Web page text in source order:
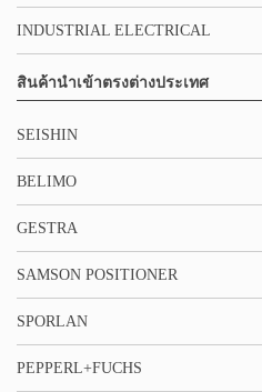
INDUSTRIAL ELECTRICAL
สินค้านำเข้าตรงต่างประเทศ
SEISHIN
BELIMO
GESTRA
SAMSON POSITIONER
SPORLAN
PEPPERL+FUCHS